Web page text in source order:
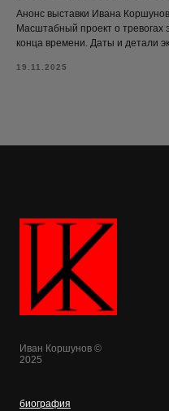
Анонс выставки Ивана
Масштабный проект о тревогах
конца времени. Даты и детали
19.11.2025
Иван Коршунов ©
2025
биография